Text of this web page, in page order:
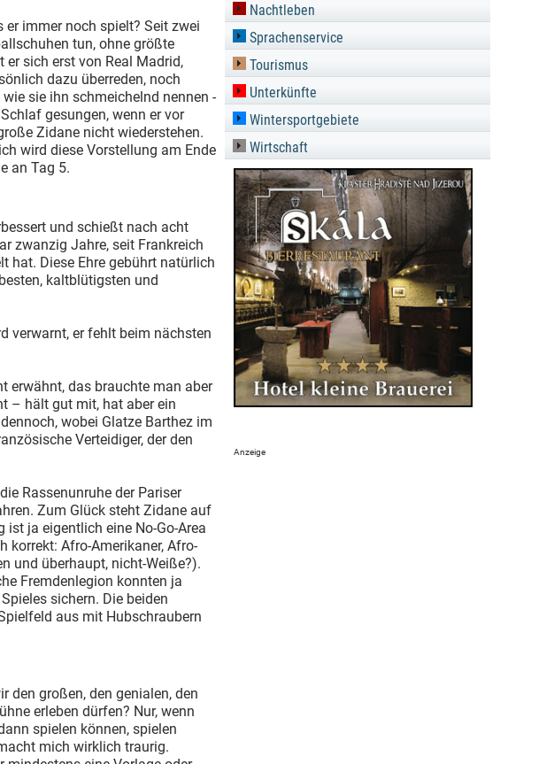
immer noch spielt? Seit zwei
tun, ohne größte
sich erst von Real Madrid,
dazu überreden, noch
sie ihn schmeichelnd nennen -
gesungen, wenn er vor
Zidane nicht wiederstehen.
wird diese Vorstellung am Ende
an Tag 5.
und schießt nach acht
zwanzig Jahre, seit Frankreich
hat. Diese Ehre gebührt natürlich
kaltblütigsten und
verwarnt, er fehlt beim nächsten
erwähnt, das brauchte man aber
– hält gut mit, hat aber ein
wobei Glatze Barthez im
Verteidiger, der den
Rassenunruhe der Pariser
Zum Glück steht Zidane auf
ja eigentlich eine No-Go-Area
korrekt: Afro-Amerikaner, Afro-
und überhaupt, nicht-Weiße?).
Fremdenlegion konnten ja
sichern. Die beiden
aus mit Hubschraubern
den großen, den genialen, den
erleben dürfen? Nur, wenn
spielen können, spielen
mich wirklich traurig.
Nachtleben
Sprachenservice
Tourismus
Unterkünfte
Wintersportgebiete
Wirtschaft